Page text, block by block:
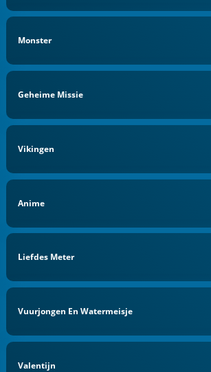
Monster
Geheime Missie
Vikingen
Anime
Liefdes Meter
Vuurjongen En Watermeisje
Valentijn